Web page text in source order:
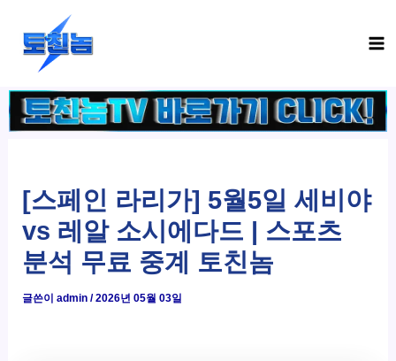
건
너
[스페인 라리가] 5월5일 세비야
vs 레알 소시에다드 | 스포츠
분석 무료 중계 토친놈
글쓴이admin/2026년 05월 03일